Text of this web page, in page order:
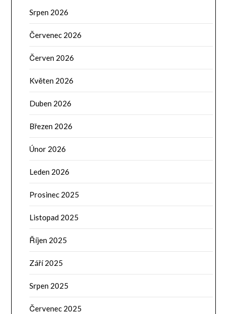
Srpen 2026
Červenec 2026
Červen 2026
Květen 2026
Duben 2026
Březen 2026
Únor 2026
Leden 2026
Prosinec 2025
Listopad 2025
Říjen 2025
Září 2025
Srpen 2025
Červenec 2025